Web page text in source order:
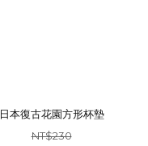
日本復古花園方形杯墊
NT$230